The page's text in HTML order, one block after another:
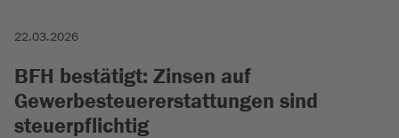
22.03.2026
BFH bestätigt: Zinsen auf
Gewerbesteuererstattungen sind
steuerpflichtig